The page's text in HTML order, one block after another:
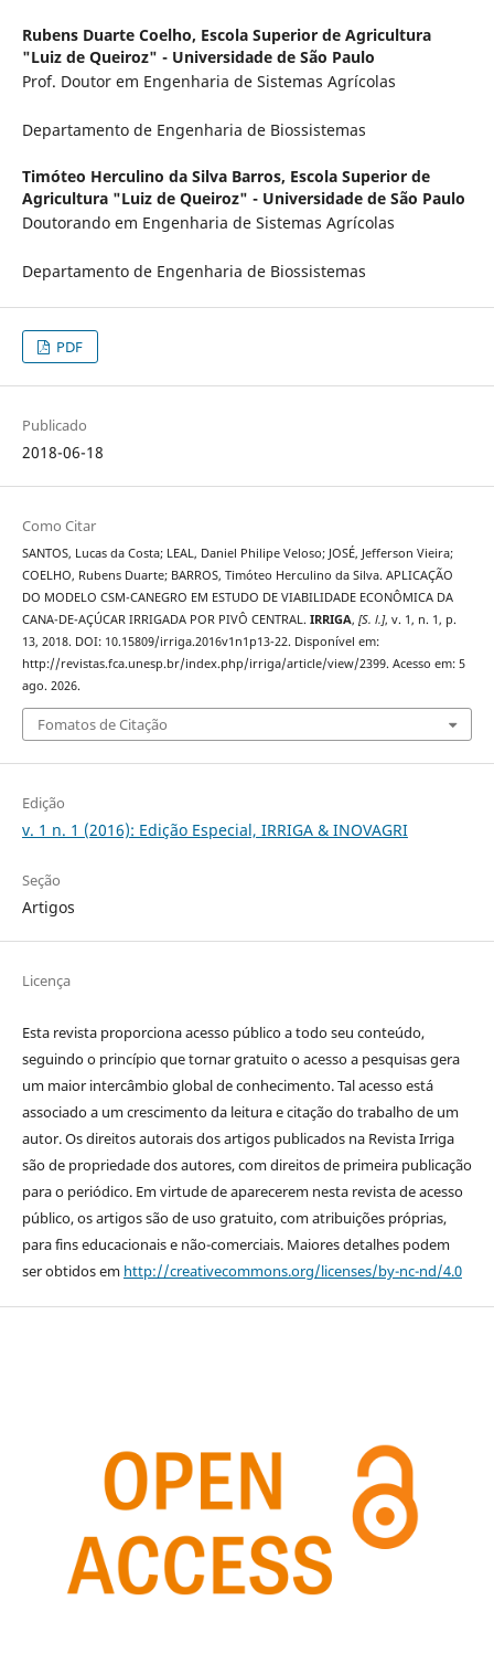
Rubens Duarte Coelho, Escola Superior de Agricultura
"Luiz de Queiroz" - Universidade de São Paulo
Prof. Doutor em Engenharia de Sistemas Agrícolas
Departamento de Engenharia de Biossistemas
Timóteo Herculino da Silva Barros, Escola Superior de
Agricultura "Luiz de Queiroz" - Universidade de São Paulo
Doutorando em Engenharia de Sistemas Agrícolas
Departamento de Engenharia de Biossistemas
PDF
Publicado
2018-06-18
Como Citar
SANTOS, Lucas da Costa; LEAL, Daniel Philipe Veloso; JOSÉ, Jefferson Vieira;
COELHO, Rubens Duarte; BARROS, Timóteo Herculino da Silva. APLICAÇÃO
DO MODELO CSM-CANEGRO EM ESTUDO DE VIABILIDADE ECONÔMICA DA
CANA-DE-AÇÚCAR IRRIGADA POR PIVÔ CENTRAL. IRRIGA, [S. l.], v. 1, n. 1, p.
13, 2018. DOI: 10.15809/irriga.2016v1n1p13-22. Disponível em:
http://revistas.fca.unesp.br/index.php/irriga/article/view/2399. Acesso em: 5
ago. 2026.
Fomatos de Citação
Edição
v. 1 n. 1 (2016): Edição Especial, IRRIGA & INOVAGRI
Seção
Artigos
Licença
Esta revista proporciona acesso público a todo seu conteúdo,
seguindo o princípio que tornar gratuito o acesso a pesquisas gera
um maior intercâmbio global de conhecimento. Tal acesso está
associado a um crescimento da leitura e citação do trabalho de um
autor. Os direitos autorais dos artigos publicados na Revista Irriga
são de propriedade dos autores, com direitos de primeira publicação
para o periódico. Em virtude de aparecerem nesta revista de acesso
público, os artigos são de uso gratuito, com atribuições próprias,
para fins educacionais e não-comerciais. Maiores detalhes podem
ser obtidos em http://creativecommons.org/licenses/by-nc-nd/4.0